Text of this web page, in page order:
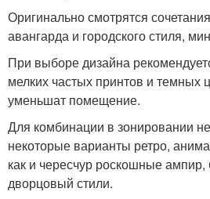
Оригинально смотрятся
авангарда и городского стиля,
При выборе дизайна
мелких частых принтов и темных
уменьшат помещение.
Для комбинации в зонировании
некоторые варианты ретро,
как и чересчур роскошные ампир,
дворцовый стили.